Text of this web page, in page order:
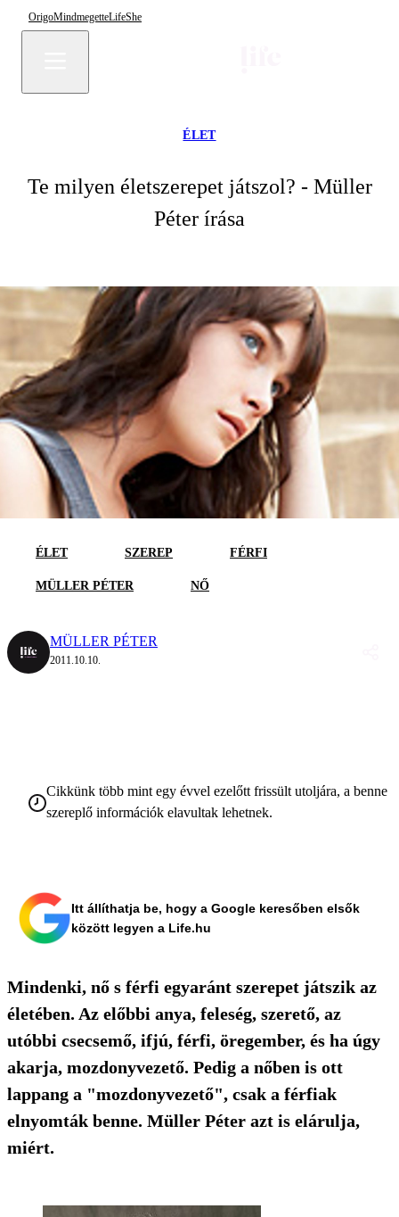
OrigoMindmegetteLifeShe
ÉLET
Te milyen életszerepet játszol? - Müller
Péter írása
ÉLET SZEREP FÉRFI
MÜLLER PÉTER NŐ
MÜLLER PÉTER
2011.10.10.
Cikkünk több mint egy évvel ezelőtt frissült utoljára, a benne
szereplő információk elavultak lehetnek.
Itt állíthatja be, hogy a Google keresőben elsők
között legyen a Life.hu
Mindenki, nő s férfi egyaránt szerepet játszik az
életében. Az előbbi anya, feleség, szerető, az
utóbbi csecsemő, ifjú, férfi, öregember, és ha úgy
akarja, mozdonyvezető. Pedig a nőben is ott
lappang a "mozdonyvezető", csak a férfiak
elnyomták benne. Müller Péter azt is elárulja,
miért.